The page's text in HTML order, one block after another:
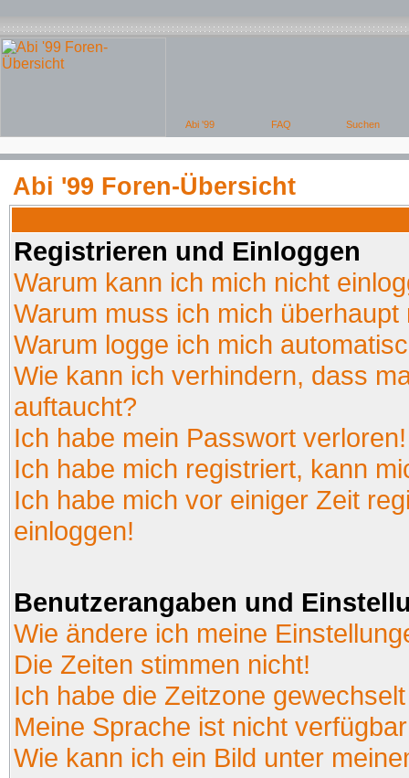
Abi '99 Foren-Übersicht
Registrieren und Einloggen
Warum kann ich mich nicht
Warum muss ich mich überhaupt
Warum logge ich mich
Wie kann ich verhindern, dass
auftaucht?
Ich habe mein Passwort verloren!
Ich habe mich registriert, kann
Ich habe mich vor einiger Zeit
einloggen!
Benutzerangaben und
Wie ändere ich meine
Die Zeiten stimmen nicht!
Ich habe die Zeitzone
Meine Sprache ist nicht
Wie kann ich ein Bild unter